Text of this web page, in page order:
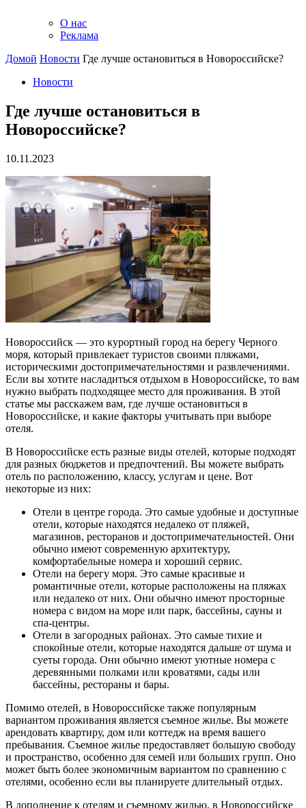
О нас
Реклама
Домой Новости Где лучше остановиться в Новороссийске?
Новости
Где лучше остановиться в
Новороссийске?
10.11.2023
Новороссийск — это курортный город на берегу Черного
моря, который привлекает туристов своими пляжами,
историческими достопримечательностями и развлечениями.
Если вы хотите насладиться отдыхом в Новороссийске, то вам
нужно выбрать подходящее место для проживания. В этой
статье мы расскажем вам, где лучше остановиться в
Новороссийске, и какие факторы учитывать при выборе
отеля.
В Новороссийске есть разные виды отелей, которые подходят
для разных бюджетов и предпочтений. Вы можете выбрать
отель по расположению, классу, услугам и цене. Вот
некоторые из них:
Отели в центре города. Это самые удобные и доступные
отели, которые находятся недалеко от пляжей,
магазинов, ресторанов и достопримечательностей. Они
обычно имеют современную архитектуру,
комфортабельные номера и хороший сервис.
Отели на берегу моря. Это самые красивые и
романтичные отели, которые расположены на пляжах
или недалеко от них. Они обычно имеют просторные
номера с видом на море или парк, бассейны, сауны и
спа-центры.
Отели в загородных районах. Это самые тихие и
спокойные отели, которые находятся дальше от шума и
суеты города. Они обычно имеют уютные номера с
деревянными полками или кроватями, сады или
бассейны, рестораны и бары.
Помимо отелей, в Новороссийске также популярным
вариантом проживания является съемное жилье. Вы можете
арендовать квартиру, дом или коттедж на время вашего
пребывания. Съемное жилье предоставляет большую свободу
и пространство, особенно для семей или больших групп. Оно
может быть более экономичным вариантом по сравнению с
отелями, особенно если вы планируете длительный отдых.
В дополнение к отелям и съемному жилью, в Новороссийске